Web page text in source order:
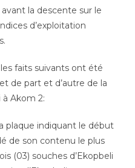
la descente sur le
d’exploitation
faits suivants ont été
de part et d’autre de la
Akom 2:
plaque indiquant le début
de son contenu le plus
(03) souches d’Ekopbeli